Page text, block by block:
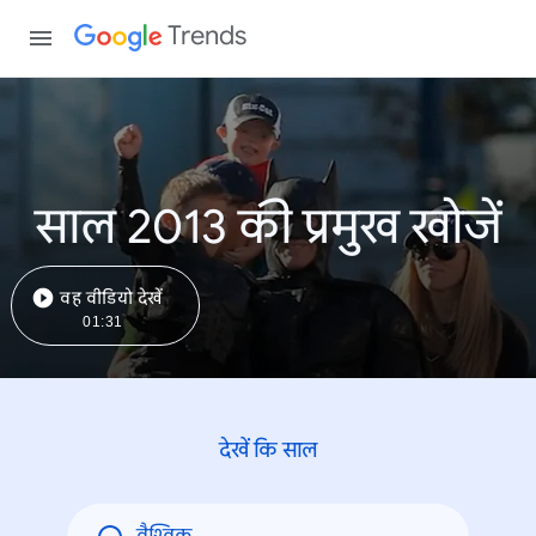
Trends
साल 2013 की प्रमुख खोजें
वह वीडियो देखें
01:31
देखें कि साल